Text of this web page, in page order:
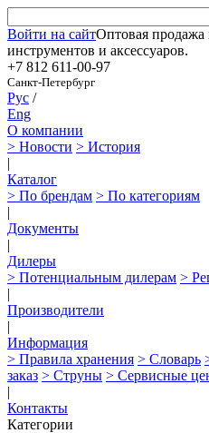
Войти на сайтОптовая
инструментов и аксессуаров.
+7 812 611-00-97
Санкт-Петербург
Рус /
Eng
О компании
> Новости > История
|
Каталог
> По брендам > По категориям
|
Документы
|
Дилеры
> Потенциальным дилерам >
|
Производители
|
Информация
> Правила хранения > Словарь
заказ > Струны > Сервисные
|
Контакты
Категории